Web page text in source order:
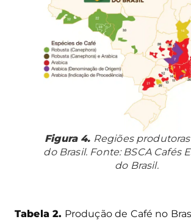
Figura 4. Regiões
do Brasil. Fonte: BSCA Cafés
do Brasil.
Tabela 2. Produção de Café no